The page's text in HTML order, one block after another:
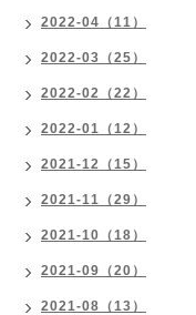
2022-04（11）
2022-03（25）
2022-02（22）
2022-01（12）
2021-12（15）
2021-11（29）
2021-10（18）
2021-09（20）
2021-08（13）